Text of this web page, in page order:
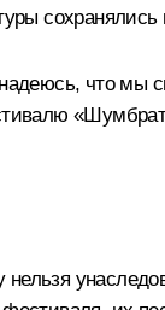
сохранялись
что мы